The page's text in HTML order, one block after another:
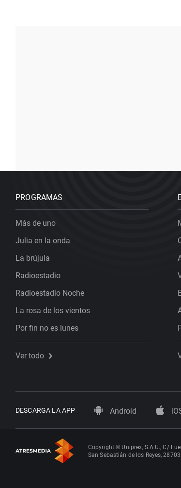
PROGRAMAS
Más de uno
Julia en la onda
La brújula
Radioestadio
Radioestadio Noche
La rosa de los vientos
Por fin no es lunes
Ver todo
DESCARGA LA APP Android
Copyright © Uniprex, S.A.U., C/
San Sebastián de los Reyes,